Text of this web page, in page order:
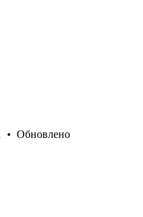
• Обновлено